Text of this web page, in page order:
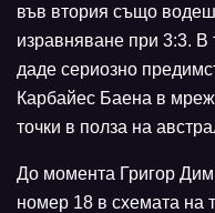
във втория също
изравняване при 3:3.
даде сериозно
Карбайес Баена в
точки в полза на
До момента Григор
номер 18 в схемата на